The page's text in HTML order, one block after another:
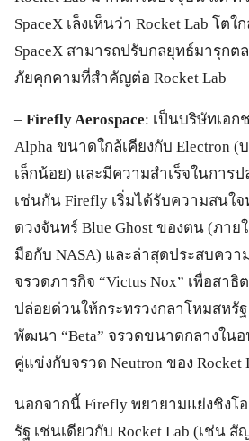
SpaceX เล็งเห็นว่า Rocket Lab โต
SpaceX สามารถปรับกลยุทธ์มารุก
ภัยคุกคามที่สำคัญต่อ Rocket Lab
– Firefly Aerospace: เป็นบริษัทเอก
Alpha ขนาดใกล้เคียงกับ Electron
เล็กน้อย) และมีความสำเร็จในการ
เช่นกัน Firefly เริ่มได้รับความสนใ
ดวงจันทร์ Blue Ghost ของตน (ภาย
มือกับ NASA) และล่าสุดประสบควา
จรวดภารกิจ “Victus Nox” เพื่อสา
ปล่อยด่วนให้กระทรวงกลาโหมสหรั
พัฒนา “Beta” จรวดขนาดกลางใน
คู่แข่งกับจรวด Neutron ของ Rocket
นอกจากนี้ Firefly พยายามแย่งชิงโ
รัฐ เช่นเดียวกับ Rocket Lab (เช่น